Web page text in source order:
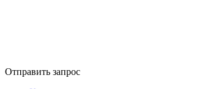
Отправить запрос